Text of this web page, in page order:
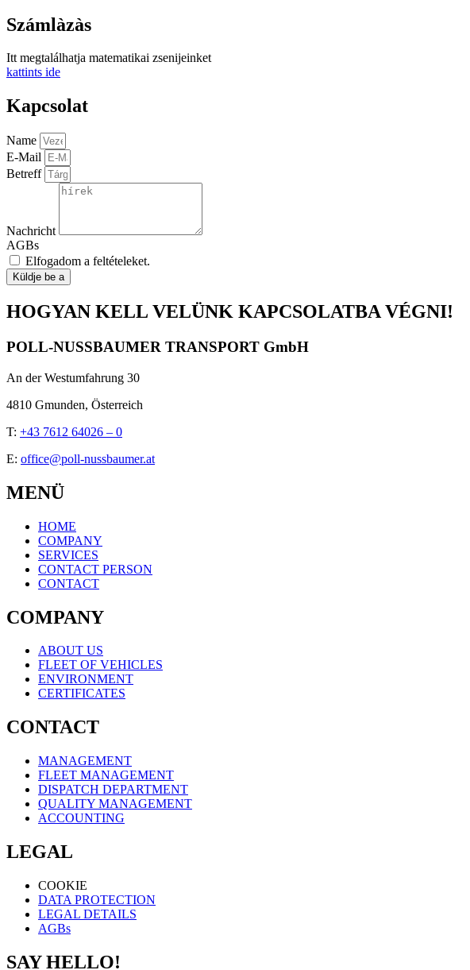
Számlàzàs
Itt megtalálhatja matematikai zsenijeinket
kattints ide
Kapcsolat
Name
E-Mail
Betreff
Nachricht
AGBs
Elfogadom a feltételeket.
Küldje be a
HOGYAN KELL VELÜNK KAPCSOLATBA VÉGNI!
POLL-NUSSBAUMER TRANSPORT GmbH
An der Westumfahrung 30
4810 Gmunden, Österreich
T: +43 7612 64026 – 0
E: office@poll-nussbaumer.at
MENÜ
HOME
COMPANY
SERVICES
CONTACT PERSON
CONTACT
COMPANY
ABOUT US
FLEET OF VEHICLES
ENVIRONMENT
CERTIFICATES
CONTACT
MANAGEMENT
FLEET MANAGEMENT
DISPATCH DEPARTMENT
QUALITY MANAGEMENT
ACCOUNTING
LEGAL
COOKIE
DATA PROTECTION
LEGAL DETAILS
AGBs
SAY HELLO!